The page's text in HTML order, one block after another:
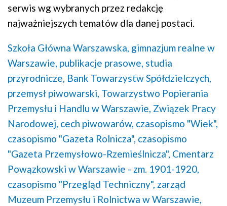
serwis wg wybranych przez redakcję
najważniejszych tematów dla danej postaci.
Szkoła Główna Warszawska, gimnazjum realne w
Warszawie, publikacje prasowe, studia
przyrodnicze, Bank Towarzystw Spółdzielczych,
przemysł piwowarski, Towarzystwo Popierania
Przemysłu i Handlu w Warszawie, Związek Pracy
Narodowej, cech piwowarów, czasopismo "Wiek",
czasopismo "Gazeta Rolnicza", czasopismo
"Gazeta Przemysłowo-Rzemieślnicza", Cmentarz
Powązkowski w Warszawie - zm. 1901-1920,
czasopismo "Przegląd Techniczny", zarząd
Muzeum Przemysłu i Rolnictwa w Warszawie,